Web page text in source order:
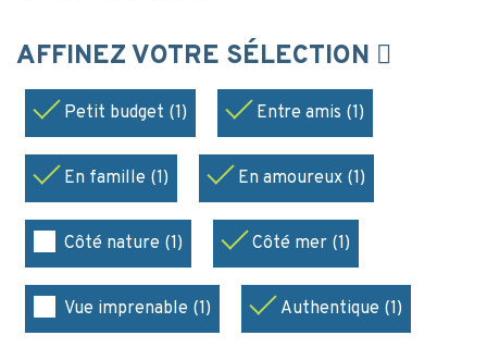
AFFINEZ VOTRE SÉLECTION
Petit budget (1) Entre amis (1)
En famille (1) En amoureux (1)
Côté nature (1) Côté mer (1)
Vue imprenable (1) Authentique (1)